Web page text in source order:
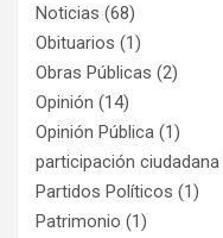
Noticias (68)
Obituarios (1)
Obras Públicas (2)
Opinión (14)
Opinión Pública (1)
participación ciudadana
Partidos Políticos (1)
Patrimonio (1)